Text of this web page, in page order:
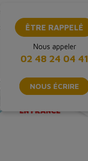
: boutique@proebo.fr
Strasbourg, 94150 Rungis
ÊTRE RAPPELÉ
Nous appeler
02 48 24 04 41
NOUS ÉCRIRE